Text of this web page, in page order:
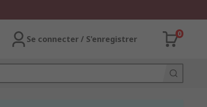
Se connecter / S'enregistrer
0